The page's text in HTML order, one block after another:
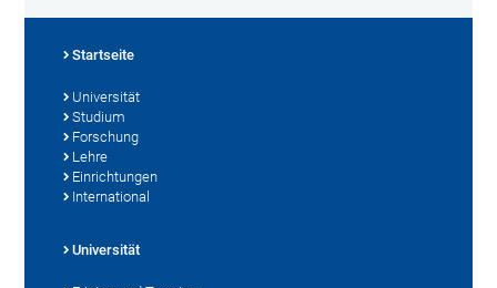
Startseite
Universität
Studium
Forschung
Lehre
Einrichtungen
International
Universität